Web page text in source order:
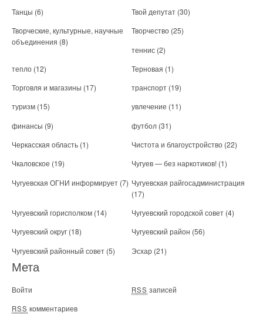
Танцы (6) Твой депутат (30)
Творческие, культурные, научные
объединения (8)
Творчество (25)
теннис (2)
тепло (12) Терновая (1)
Торговля и магазины (17) транспорт (19)
туризм (15) увлечение (11)
финансы (9) футбол (31)
Черкасская область (1) Чистота и благоустройство (22)
Чкаловское (19) Чугуев — без наркотиков! (1)
Чугуевская ОГНИ информирует (7) Чугуевская райгосадминистрация
(17)
Чугуевский горисполком (14) Чугуевский городской совет (4)
Чугуевский округ (18) Чугуевский район (56)
Чугуевский районный совет (5) Эсхар (21)
Мета
Войти RSS записей
RSS комментариев